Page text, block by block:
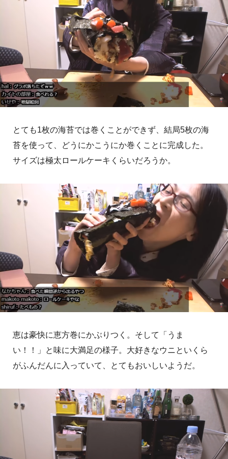
とても1枚の海苔では巻くことができず、結局5枚の海
苔を使って、どうにかこうにか巻くことに完成した。
サイズは極太ロールケーキくらいだろうか。
恵は豪快に恵方巻にかぶりつく。そして「うま
い！！」と味に大満足の様子。大好きなウニといくら
がふんだんに入っていて、とてもおいしいようだ。